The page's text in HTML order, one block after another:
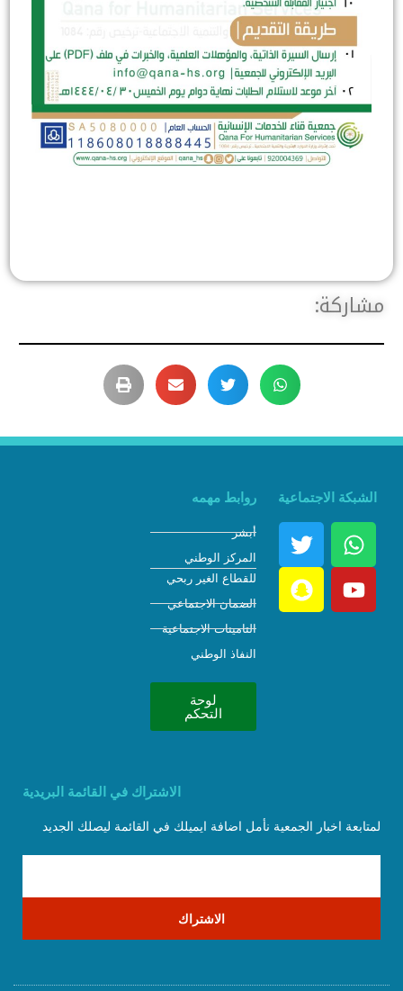
مشاركة:
الشبكة الاجتماعية روابط مهمه
أبشر
المركز الوطني
للقطاع الغير ربحي
الضمان الاجتماعي
التامينات الاجتماعية
النفاذ الوطني
لوحة
التحكم
الاشتراك في القائمة البريدية
لمتابعة اخبار الجمعية نأمل اضافة ايميلك في القائمة ليصلك الجديد
الاشتراك